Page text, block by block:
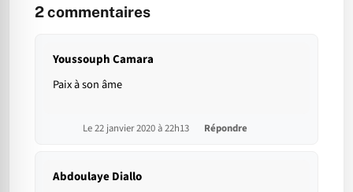
2commentaires
Youssouph Camara
Paix à son âme
Le 22 janvier 2020 à 22h13 Répondre
Abdoulaye Diallo